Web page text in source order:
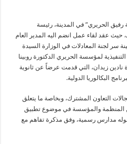
رفيق الحريري” في المدينة، رئيسة
حيث عقد لقاء عمل انضم اليه المدير العام
سر لجنة المعادلات في الوزارة السيدة
لمؤسسة الحريري الدكتورة روبينا
نادين زيدان، التي قدمت عرضاً عن ثانوية
البكالوريا الدولية.
التعاون المشترك، وبخاصة ما يتعلق
المنظمة والمؤسسة في موضوع تطبيق
مدارس رسمية، وفق مذكرة تفاهم مع